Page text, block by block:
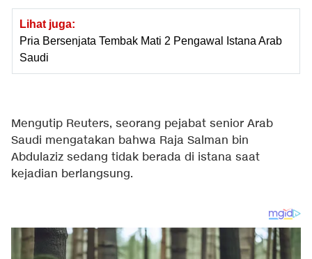
Lihat juga:
Pria Bersenjata Tembak Mati 2 Pengawal Istana Arab
Saudi
Mengutip Reuters, seorang pejabat senior Arab
Saudi mengatakan bahwa Raja Salman bin
Abdulaziz sedang tidak berada di istana saat
kejadian berlangsung.